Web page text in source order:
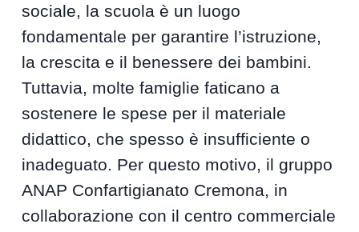
sociale, la scuola è un luogo
fondamentale per garantire l’istruzione,
la crescita e il benessere dei bambini.
Tuttavia, molte famiglie faticano a
sostenere le spese per il materiale
didattico, che spesso è insufficiente o
inadeguato. Per questo motivo, il gruppo
ANAP Confartigianato Cremona, in
collaborazione con il centro commerciale